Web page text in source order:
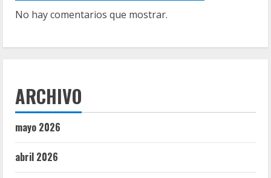
No hay comentarios que mostrar.
ARCHIVO
mayo 2026
abril 2026